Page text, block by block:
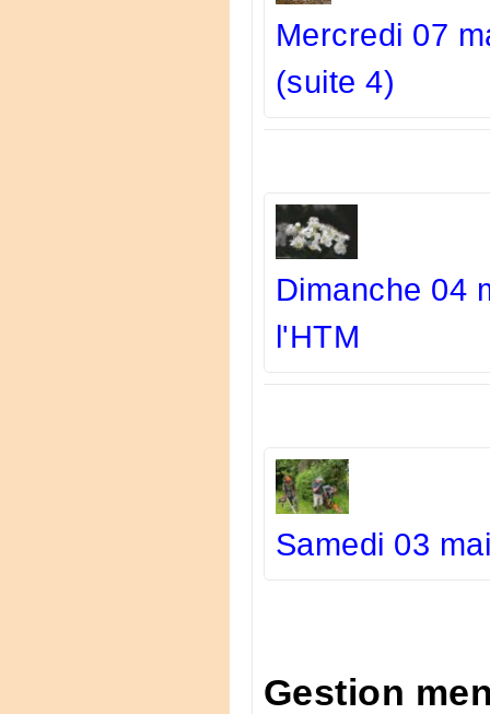
Mercredi 07
(suite 4)
Dimanche 04
l'HTM
Samedi 03
Gestion